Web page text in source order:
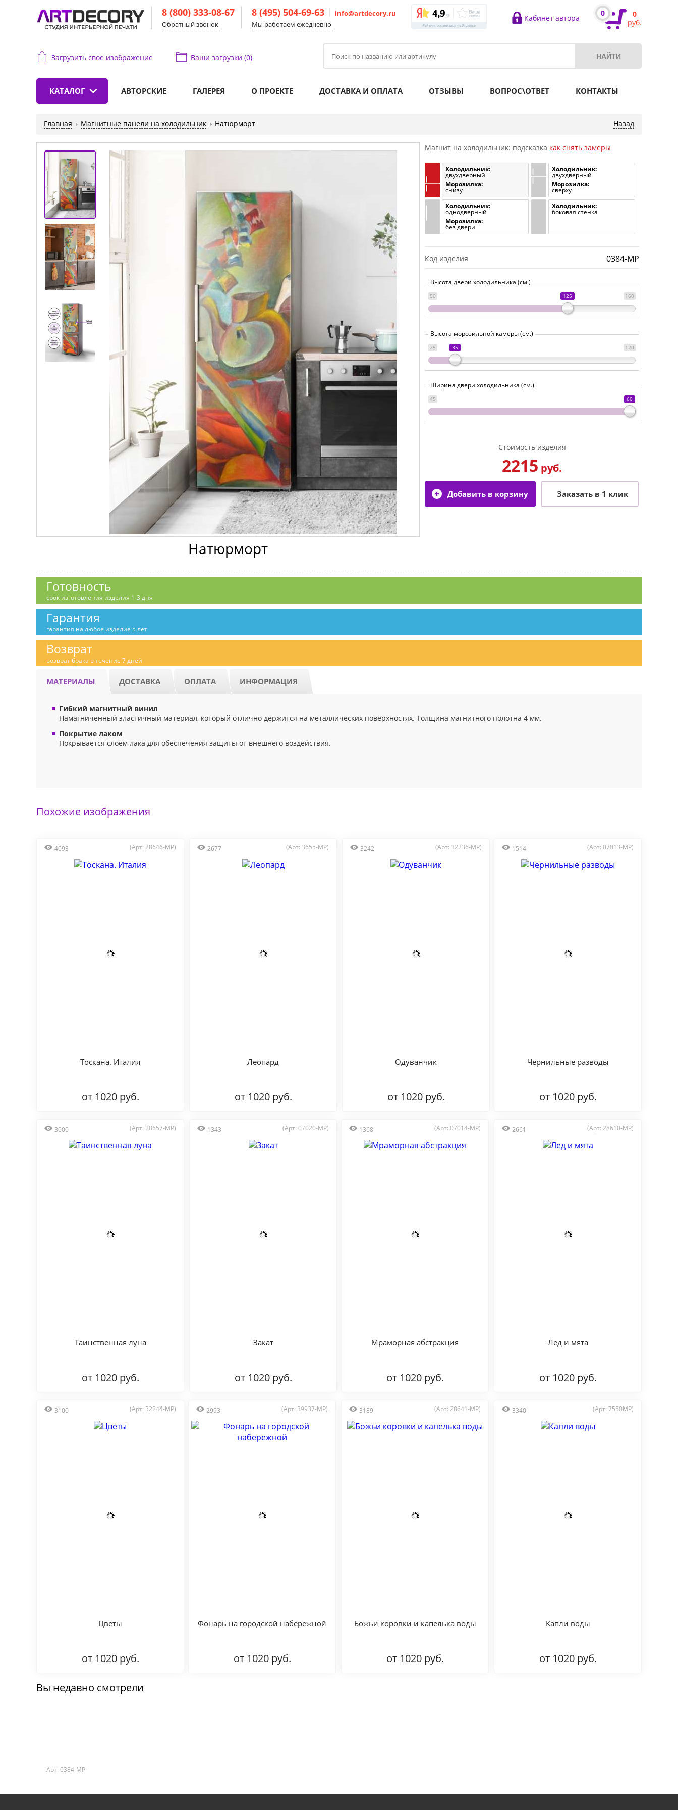
8 (800) 333-08-67
Обратный звонок
8 (495) 504-69-63
info@artdecory.ru
Мы работаем ежедневно
Кабинет автора
0
0
руб.
Загрузить свое изображение Ваши загрузки (0)
КАТАЛОГ АВТОРСКИЕ ГАЛЕРЕЯ О ПРОЕКТЕ ДОСТАВКА И ОПЛАТА ОТЗЫВЫ ВОПРОС\ОТВЕТ КОНТАКТЫ
Главная Магнитные панели на холодильник Натюрморт
Натюрморт
Магнит на холодильник: подсказка как снять замеры
Холодильник:
двухдверный
Морозилка:
снизу
Холодильник:
двухдверный
Морозилка:
сверху
Холодильник:
однодверный
Морозилка:
без двери
Холодильник:
боковая стенка
Код изделия 0384-MP
Высота двери холодильника (см.)
50 160
125
Высота морозильной камеры (см.)
25 120
35
Ширина двери холодильника (см.)
45 60
Стоимость изделия
2215 руб.
Готовность
срок изготовления изделия 1-3 дня
Гарантия
гарантия на любое изделие 5 лет
Возврат
возврат брака в течение 7 дней
МАТЕРИАЛЫ ДОСТАВКА ОПЛАТА ИНФОРМАЦИЯ
Гибкий магнитный винил
Намагниченный эластичный материал, который отлично держится на металлических поверхностях. Толщина магнитного полотна 4 мм.
Покрытие лаком
Покрывается слоем лака для обеспечения защиты от внешнего воздействия.
Похожие изображения
4093 (Арт: 28646-MP)
Тоскана. Италия
от 1020 руб.
2677 (Арт: 3655-MP)
Леопард
от 1020 руб.
3242 (Арт: 32236-MP)
Одуванчик
от 1020 руб.
1514 (Арт: 07013-MP)
Чернильные разводы
от 1020 руб.
3000 (Арт: 28657-MP)
Таинственная луна
от 1020 руб.
1343 (Арт: 07020-MP)
Закат
от 1020 руб.
1368 (Арт: 07014-MP)
Мраморная абстракция
от 1020 руб.
2661 (Арт: 28610-MP)
Лед и мята
от 1020 руб.
3100 (Арт: 32244-MP)
Цветы
от 1020 руб.
2993 (Арт: 39937-MP)
Фонарь на городской набережной
от 1020 руб.
3189 (Арт: 28641-MP)
Божьи коровки и капелька воды
от 1020 руб.
3340 (Арт: 7550MP)
Капли воды
от 1020 руб.
Вы недавно смотрели
Арт: 0384-MP